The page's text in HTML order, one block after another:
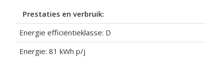
Prestaties en verbruik:
Energie efficiëntieklasse: D
Energie: 81 kWh p/j